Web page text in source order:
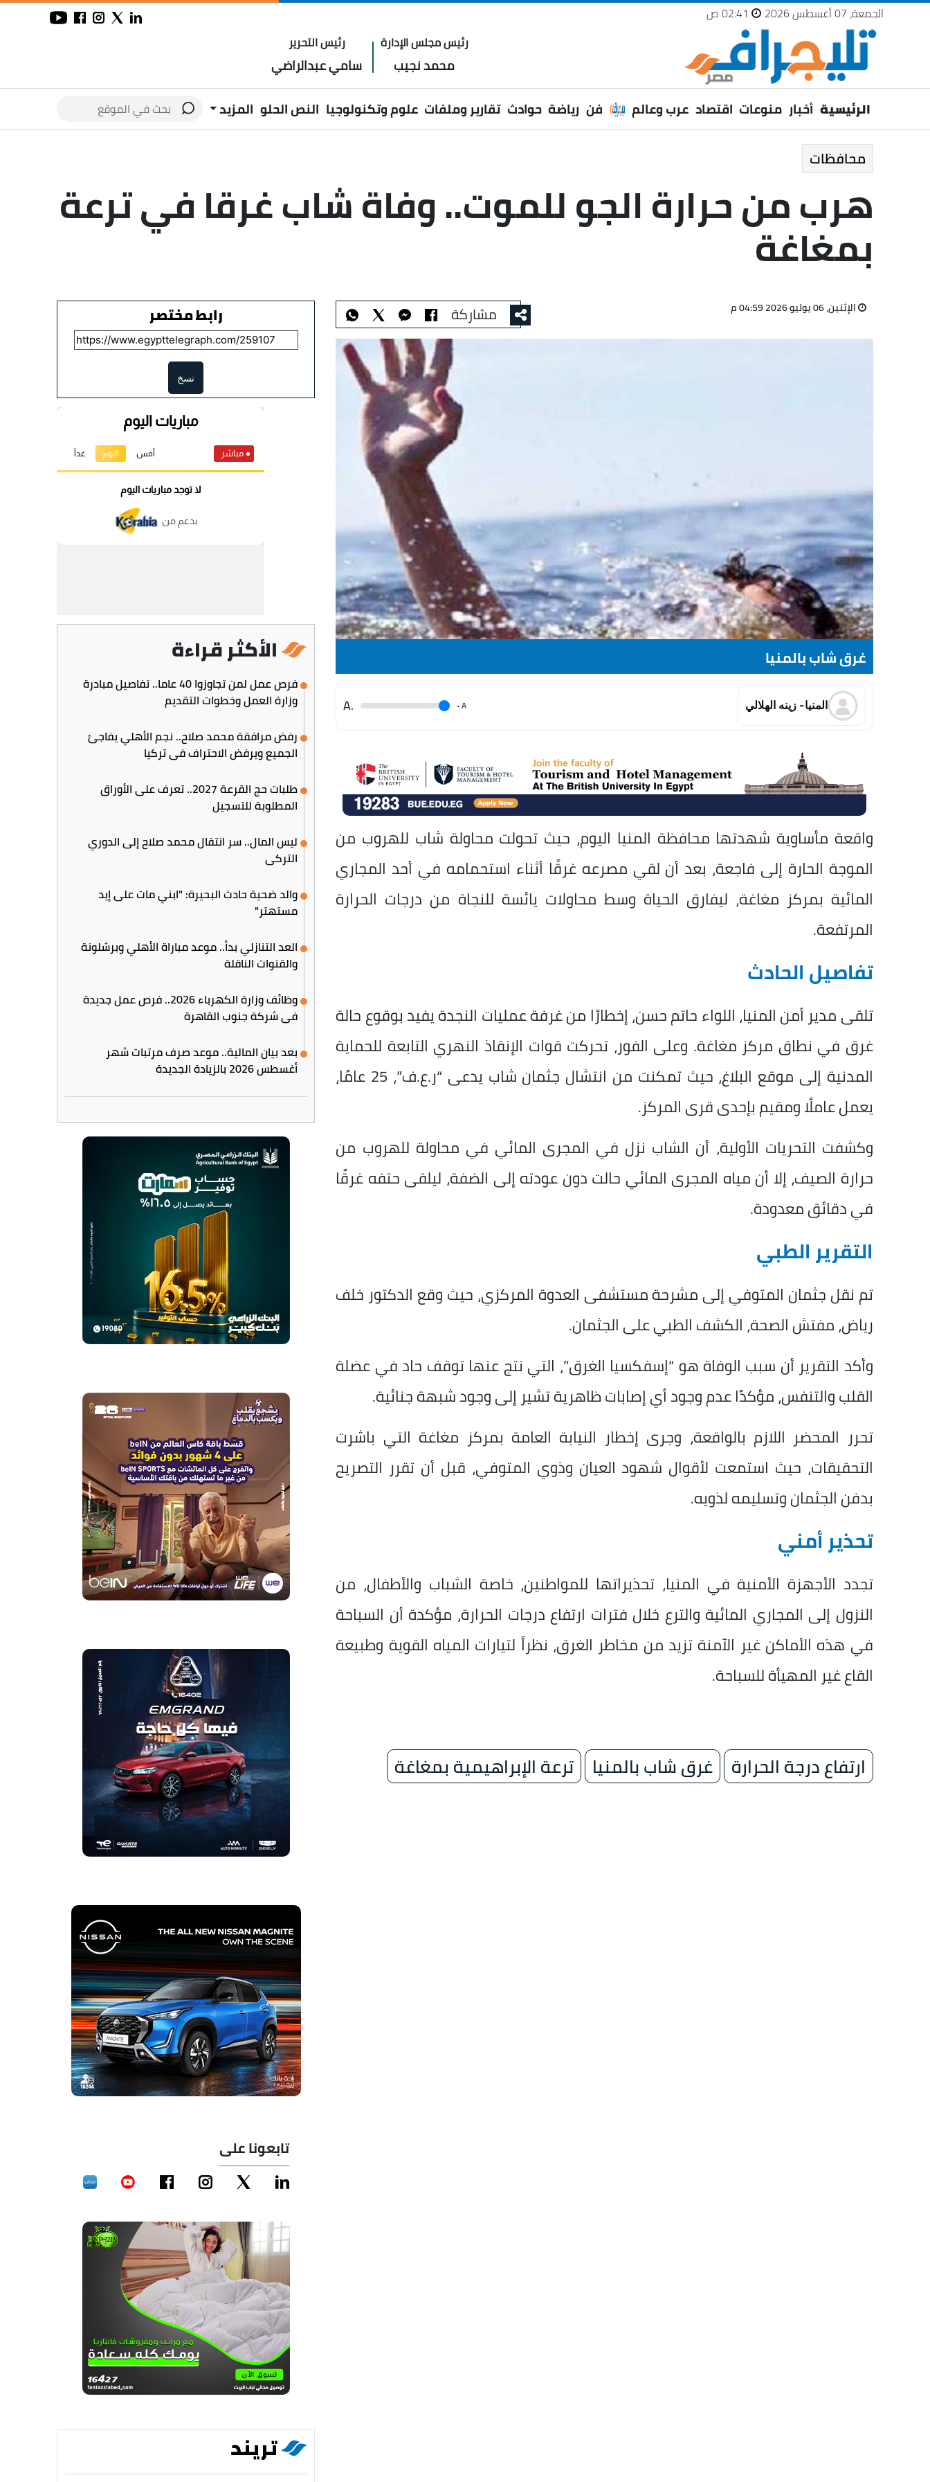
الجمعة، 07 أغسطس 2026
رئيس مجلس الإدارة
محمد نجيب
رئيس التحرير
سامي عبدالراضي
الرئيسية أخبار منوعات اقتصاد عرب وعالم فن رياضة حوادث تقارير وملفات علوم وتكنولوجيا النص الحلو المزيد
محافظات
هرب من حرارة الجو للموت.. وفاة شاب غرقا في ترعة
بمغاغة
الإثنين، 06 يوليو 2026 04:59 م مشاركة
غرق شاب بالمنيا
المنيا- زينه الهلالي A
.
.A
واقعة مأساوية شهدتها محافظة المنيا اليوم، حيث تحولت محاولة شاب للهروب من
الموجة الحارة إلى فاجعة، بعد أن لقي مصرعه غرقًا أثناء استحمامه في أحد المجاري
المائية بمركز مغاغة، ليفارق الحياة وسط محاولات يائسة للنجاة من درجات الحرارة
المرتفعة.
تفاصيل الحادث
تلقى مدير أمن المنيا، اللواء حاتم حسن، إخطارًا من غرفة عمليات النجدة يفيد بوقوع حالة
غرق في نطاق مركز مغاغة. وعلى الفور، تحركت قوات الإنقاذ النهري التابعة للحماية
المدنية إلى موقع البلاغ، حيث تمكنت من انتشال جثمان شاب يدعى “ر.ع.ف”، 25 عامًا،
يعمل عاملًا ومقيم بإحدى قرى المركز.
وكشفت التحريات الأولية، أن الشاب نزل في المجرى المائي في محاولة للهروب من
حرارة الصيف، إلا أن مياه المجرى المائي حالت دون عودته إلى الضفة، ليلقى حتفه غرقًا
في دقائق معدودة.
التقرير الطبي
تم نقل جثمان المتوفي إلى مشرحة مستشفى العدوة المركزي، حيث وقع الدكتور خلف
رياض، مفتش الصحة، الكشف الطبي على الجثمان.
وأكد التقرير أن سبب الوفاة هو “إسفكسيا الغرق”، التي نتج عنها توقف حاد في عضلة
القلب والتنفس، مؤكدًا عدم وجود أي إصابات ظاهرية تشير إلى وجود شبهة جنائية.
تحرر المحضر اللازم بالواقعة، وجرى إخطار النيابة العامة بمركز مغاغة التي باشرت
التحقيقات، حيث استمعت لأقوال شهود العيان وذوي المتوفي، قبل أن تقرر التصريح
بدفن الجثمان وتسليمه لذويه.
تحذير أمني
تجدد الأجهزة الأمنية في المنيا، تحذيراتها للمواطنين، خاصة الشباب والأطفال، من
النزول إلى المجاري المائية والترع خلال فترات ارتفاع درجات الحرارة، مؤكدة أن السباحة
في هذه الأماكن غير الآمنة تزيد من مخاطر الغرق، نظراً لتيارات المياه القوية وطبيعة
القاع غير المهيأة للسباحة.
ارتفاع درجة الحرارة غرق شاب بالمنيا ترعة الإبراهيمية بمغاغة
رابط مختصر
نسخ
الأكثر قراءة
فرص عمل لمن تجاوزوا 40 عاما.. تفاصيل مبادرة
وزارة العمل وخطوات التقديم
رفض مرافقة محمد صلاح.. نجم الأهلي يفاجئ
الجميع ويرفض الاحتراف في تركيا
طلبات حج القرعة 2027.. تعرف على الأوراق
المطلوبة للتسجيل
ليس المال.. سر انتقال محمد صلاح إلى الدوري
التركي
والد ضحية حادث البحيرة: "ابني مات على إيد
مستهتر"
العد التنازلي بدأ.. موعد مباراة الأهلي وبرشلونة
والقنوات الناقلة
وظائف وزارة الكهرباء 2026.. فرص عمل جديدة
في شركة جنوب القاهرة
بعد بيان المالية.. موعد صرف مرتبات شهر
أغسطس 2026 بالزيادة الجديدة
تابعونا على
تريند